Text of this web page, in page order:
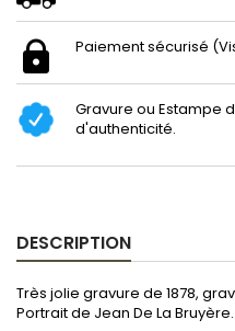
Paiement sécurisé
Gravure ou Estampe
d'authenticité.
DESCRIPTION
Très jolie gravure de 1878,
Portrait de Jean De La Bruyère.